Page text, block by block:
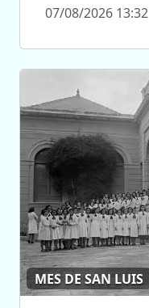
07/08/2026 13:32
MES DE SAN LUIS